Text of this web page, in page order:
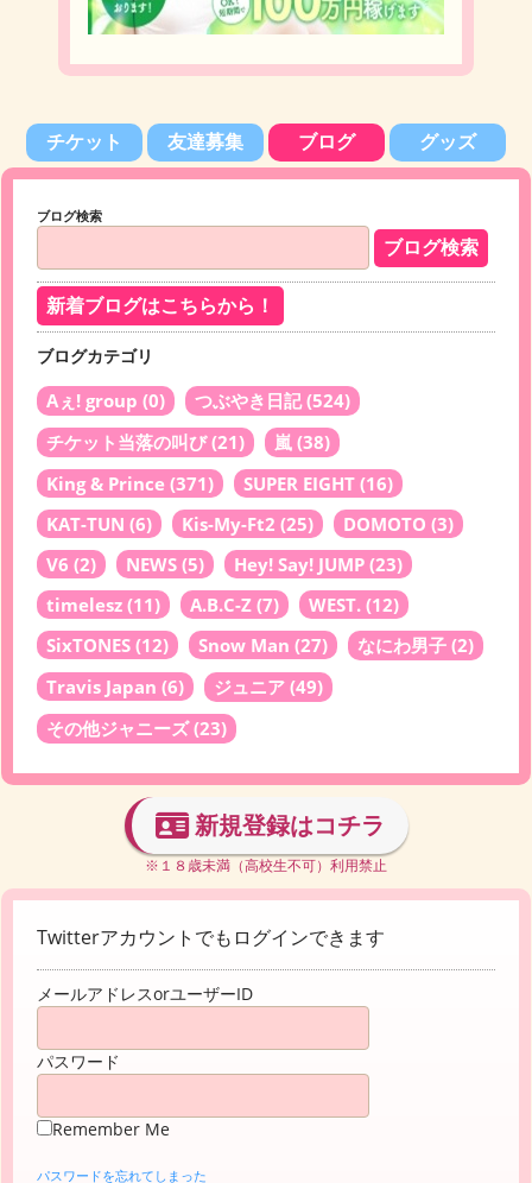
チケット 友達募集 ブログ グッズ
ブログ検索
新着ブログはこちらから！
ブログカテゴリ
Aぇ! group (0) つぶやき日記(524)
チケット当落の叫び(21) 嵐 (38)
King & Prince (371) SUPER EIGHT (16)
KAT-TUN (6) Kis-My-Ft2 (25) DOMOTO (3)
V6 (2) NEWS (5) Hey! Say! JUMP (23)
timelesz (11) A.B.C-Z (7) WEST. (12)
SixTONES (12) Snow Man (27) なにわ男子 (2)
Travis Japan (6) ジュニア (49)
その他ジャニーズ(23)
新規登録はコチラ
※１８歳未満（高校生不可）利用禁止
Twitterアカウントでもログインできます
メールアドレスorユーザーID
パスワード
Remember Me
パスワードを忘れてしまった